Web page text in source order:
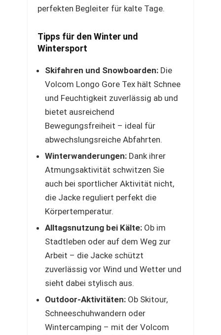
perfekten Begleiter für kalte Tage.
Tipps für den Winter und
Wintersport
Skifahren und Snowboarden: Die
Volcom Longo Gore Tex hält Schnee
und Feuchtigkeit zuverlässig ab und
bietet ausreichend
Bewegungsfreiheit – ideal für
abwechslungsreiche Abfahrten.
Winterwanderungen: Dank ihrer
Atmungsaktivität schwitzen Sie
auch bei sportlicher Aktivität nicht,
die Jacke reguliert perfekt die
Körpertemperatur.
Alltagsnutzung bei Kälte: Ob im
Stadtleben oder auf dem Weg zur
Arbeit – die Jacke schützt
zuverlässig vor Wind und Wetter und
sieht dabei stylisch aus.
Outdoor-Aktivitäten: Ob Skitour,
Schneeschuhwandern oder
Wintercamping – mit der Volcom